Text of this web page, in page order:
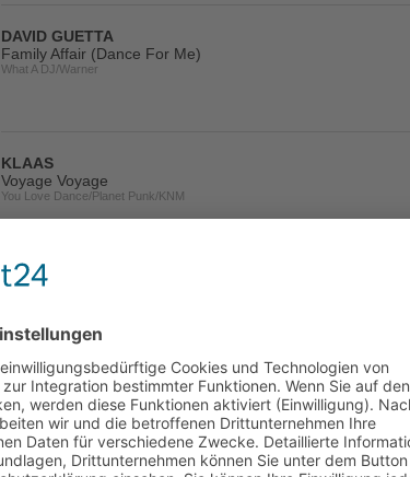
DAVID GUETTA
Family Affair (Dance For Me)
What A DJ/Warner
KLAAS
Voyage Voyage
You Love Dance/Planet Punk/KNM
ROBIN SCHULZ & DAVID GUETTA
PURPLE DISCO MACHINE & BOSQ FEAT. KALETA
Wake Up!
Columbia/Sony